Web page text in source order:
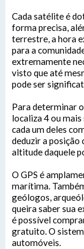
Cada satélite é
forma precisa,
terrestre, a hora
para a
extremamente
visto que até
pode ser
Para determinar
localiza 4 ou
cada um deles
deduzir a
altitude daquele
O GPS é
marítima.
geólogos,
queira saber sua
é possível
gratuito. O
automóveis.